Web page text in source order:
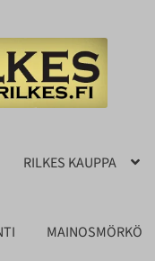
RILKES KAUPPA
MAINOSMÖRKÖ